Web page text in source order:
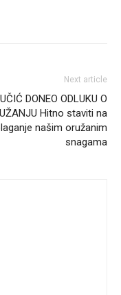
Next article
DONEO ODLUKU O
Hitno staviti na
našim oružanim
snagama